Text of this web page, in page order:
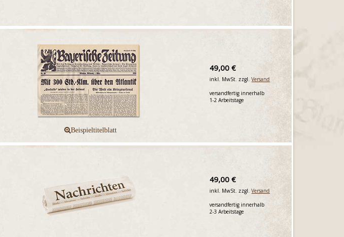
49,00 €
inkl. MwSt. zzgl.Versand
versandfertig innerhalb
1-2 Arbeitstage
49,00 €
inkl. MwSt. zzgl.Versand
versandfertig innerhalb
2-3 Arbeitstage